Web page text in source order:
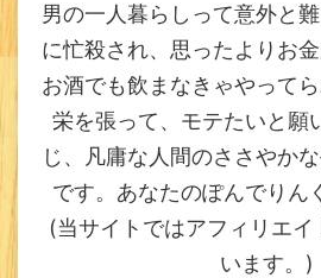
男の一人暮らしって意外と
に忙殺され、思ったよりお金
お酒でも飲まなきゃやって
栄を張って、モテたいと願
じ、凡庸な人間のささやか
です。あなたのぽんでりん
(当サイトではアフィリエイ
います。)